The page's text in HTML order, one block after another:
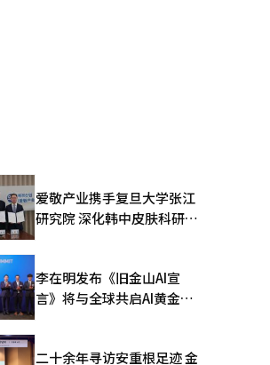
爱敬产业携手复旦大学张江
研究院 深化韩中皮肤科研合
李在明发布《旧金山AI宣
言》将与全球共启AI黄金时
二十余年寻访安重根足迹 金